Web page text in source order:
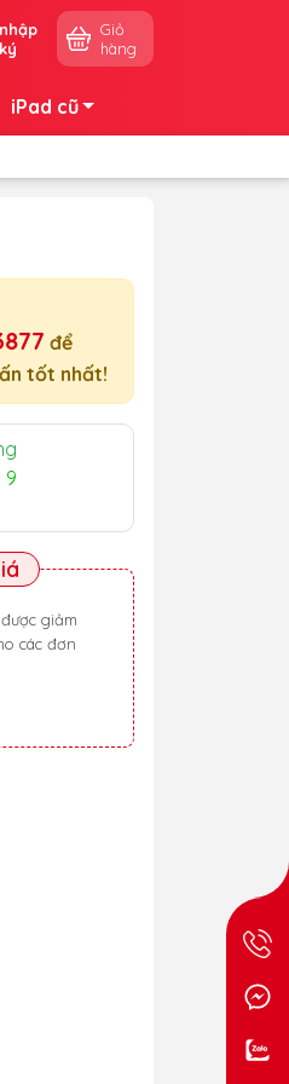
Giỏ
hàng
iPad cũ
để
tốt nhất!
9
các đơn